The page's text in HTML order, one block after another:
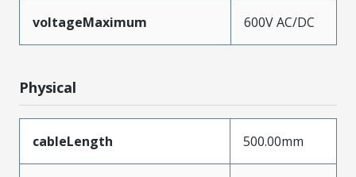
voltageMaximum 600V AC/DC
Physical
cableLength 500.00mm